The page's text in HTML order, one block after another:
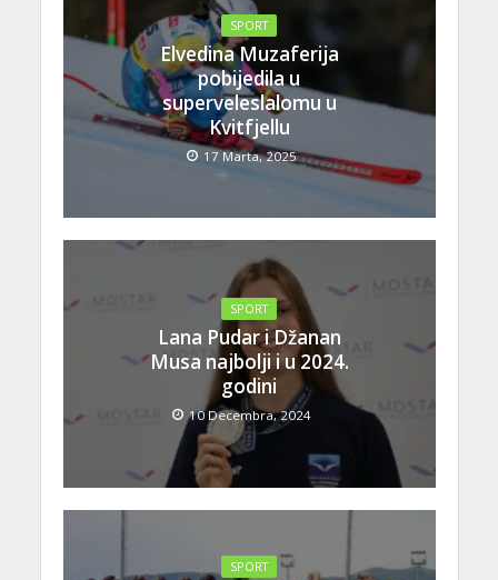
SPORT
Elvedina Muzaferija
pobijedila u
superveleslalomu u
Kvitfjellu
17 Marta, 2025
SPORT
Lana Pudar i Džanan
Musa najbolji i u 2024.
godini
10 Decembra, 2024
SPORT